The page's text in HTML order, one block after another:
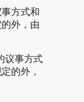
方式和
外，由
事方式
的外，